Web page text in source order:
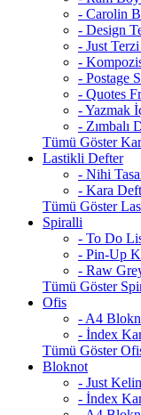
- Carolin
- Design
- Just
-
- Postage
- Quotes
- Yazmak
- Zımbalı
Tümü Göster
Lastikli Defter
- Nihi
- Kara
Tümü Göster
Spiralli
- To Do
- Pin-Up
- Raw
Tümü Göster
Ofis
- A4
- İndex
Tümü Göster
Bloknot
- Just
- İndex